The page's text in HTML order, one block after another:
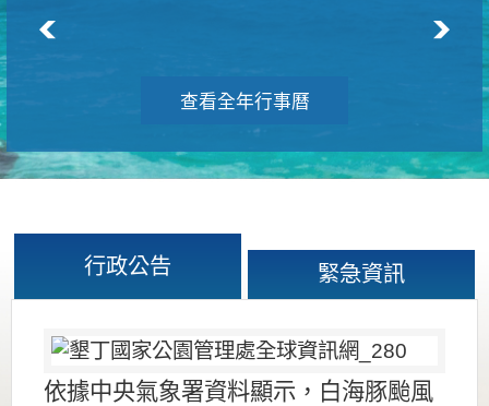
查看全年行事曆
行政公告 緊急資訊
依據中央氣象署資料顯示，白海豚颱風